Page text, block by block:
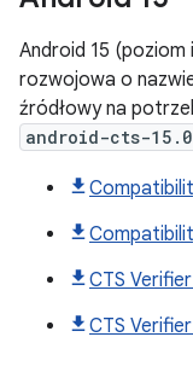
Android 15
rozwojowa o
źródłowy na
android-cts-
CTS
CTS